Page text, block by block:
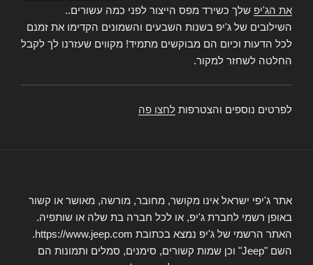
את הג'יפ שלך כשירד מפס הייצור לפני כמה עשורים..
השילובים של ג'יפ בשנות השבעים והשמונים הקדימו את זמנם
לכל הדעות וכיום הם מבוקשים מתמיד! מקווים שעזרנו לך לקבל
החלטה לשחזר למקור.
לפרטים נוספים והצטרפות לחצו פה
אתר ג'יפי ישראל אינו מקושר, מחובר, מורשה, מאושר או קשור
באופן רשמי לחברת ג'יפ, או לכל חברה בת שלה או שותפיה.
האתר הרשמי של ג'יפ נמצא בכתובת https://www.jeep.com.
השם "Jeep" וכן שמות קשורים, סימנים, סמלים ותמונות הם